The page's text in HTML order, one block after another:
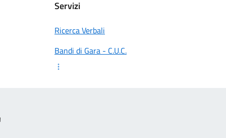
Servizi
Ricerca Verbali
Bandi di Gara - C.U.C.